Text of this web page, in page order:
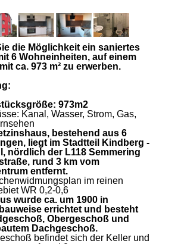
die Möglichkeit ein saniertes
6 Wohneinheiten, auf einem
ca. 973 m² zu erwerben.
973m2
Kanal, Wasser, Strom, Gas,
bestehend aus 6
liegt im Stadtteil Kindberg -
nördlich der L118 Semmering
rund 3 km vom
entfernt.
im reinen
WR 0,2-0,6
wurde ca. um 1900 in
errichtet und besteht
Obergeschoß und
Dachgeschoß.
befindet sich der Keller und